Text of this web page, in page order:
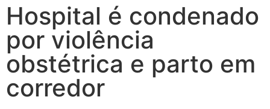
Hospital é condenado
por violência
obstétrica e parto em
corredor